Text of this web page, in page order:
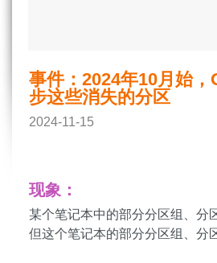
事件：2024年10月始
步这些消失的分区
2024-11-15
现象：
某个笔记本中的部分分区组、分
但这个笔记本的部分分区组、分